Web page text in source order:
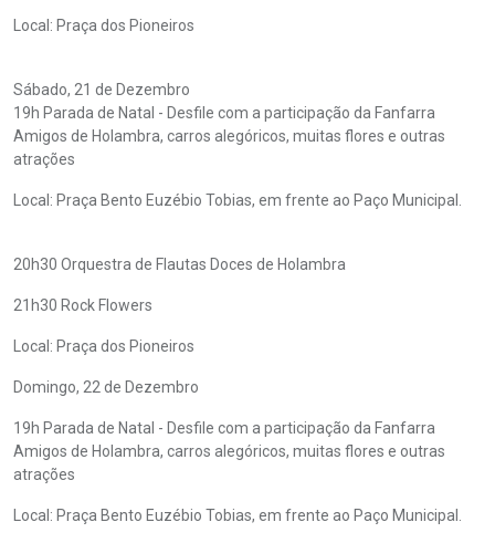
Local: Praça dos Pioneiros
Sábado, 21 de Dezembro
19h Parada de Natal - Desfile com a participação da Fanfarra
Amigos de Holambra, carros alegóricos, muitas flores e outras
atrações
Local: Praça Bento Euzébio Tobias, em frente ao Paço Municipal.
20h30 Orquestra de Flautas Doces de Holambra
21h30 Rock Flowers
Local: Praça dos Pioneiros
Domingo, 22 de Dezembro
19h Parada de Natal - Desfile com a participação da Fanfarra
Amigos de Holambra, carros alegóricos, muitas flores e outras
atrações
Local: Praça Bento Euzébio Tobias, em frente ao Paço Municipal.